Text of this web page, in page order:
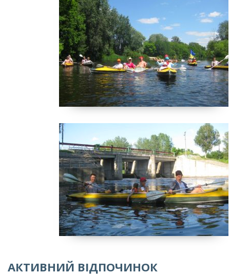
АКТИВНИЙ ВІДПОЧИНОК